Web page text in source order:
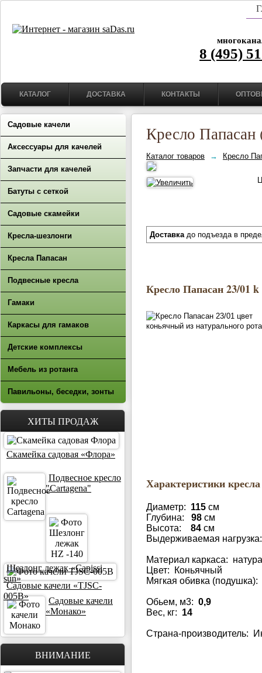
8 (495)
КАТАЛОГ ДОСТАВКА КОНТАКТЫ
Садовые качели
Аксессуары для качелей
Запчасти для качелей
Батуты с сеткой
Садовые скамейки
Кресла-шезлонги
Кресла Папасан
Подвесные кресла
Гамаки
Каркасы для гамаков
Детские комплексы
Мебель из ротанга
Павильоны, беседки, зонты
ХИТЫ ПРОДАЖ
Скамейка садовая «Флора»
Подвесное кресло
"Cartagena"
Шезлонг лежак «Capissi
sun»
Садовые качели «TJSC-
005B»
Садовые качели
«Монако»
ВНИМАНИЕ
Кресло Папасан
Каталог товаров → Кресло
Доставкадо подъезда в
Кресло Папасан 23/01 k
Характеристики
Диаметр: 115 см
Глубина: 98 см
Высота: 84 см
Выдерживаемая
Материал каркаса:
Цвет: Коньячный
Мягкая обивка
Обьем, м3: 0,9
Вес, кг: 14
Страна-производитель: